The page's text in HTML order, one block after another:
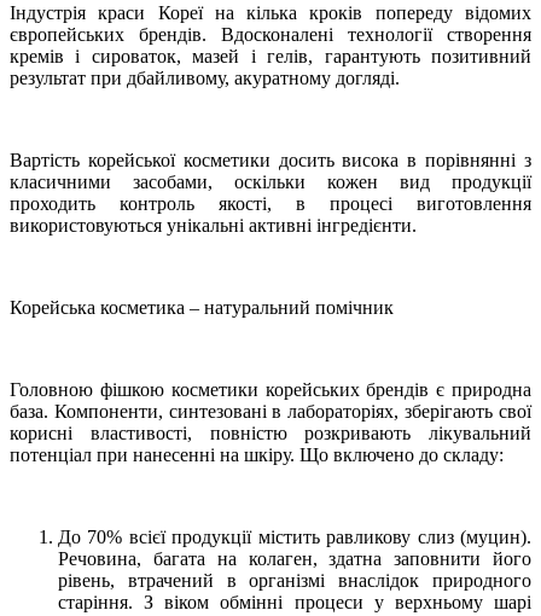
Індустрія краси Кореї на кілька кроків попереду відомих
європейських брендів. Вдосконалені технології створення
кремів і сироваток, мазей і гелів, гарантують позитивний
результат при дбайливому, акуратному догляді.
Вартість корейської косметики досить висока в порівнянні з
класичними засобами, оскільки кожен вид продукції
проходить контроль якості, в процесі виготовлення
використовуються унікальні активні інгредієнти.
Корейська косметика – натуральний помічник
Головною фішкою косметики корейських брендів є природна
база. Компоненти, синтезовані в лабораторіях, зберігають свої
корисні властивості, повністю розкривають лікувальний
потенціал при нанесенні на шкіру. Що включено до складу:
До 70% всієї продукції містить равликову слиз (муцин).
Речовина, багата на колаген, здатна заповнити його
рівень, втрачений в організмі внаслідок природного
старіння. З віком обмінні процеси у верхньому шарі